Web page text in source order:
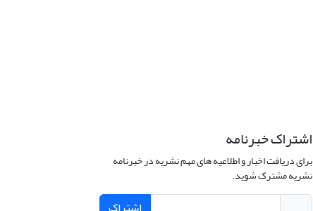
اشتراک خبرنامه
برای دریافت اخبار و اطلاعیه های مهم نشریه در خبرنامه
نشریه مشترک شوید.